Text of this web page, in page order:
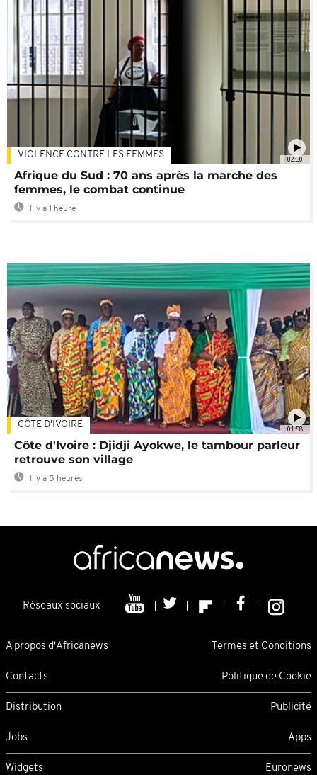
02:30
VIOLENCE CONTRE LES FEMMES
Afrique du Sud : 70 ans après la marche des
femmes, le combat continue
Il y a 1 heure
01:58
CÔTE D'IVOIRE
Côte d'Ivoire : Djidji Ayokwe, le tambour parleur
retrouve son village
Il y a 5 heures
Réseaux sociaux
A propos d'Africanews Termes et Conditions
Contacts Politique de Cookie
Distribution Publicité
Jobs Apps
Widgets Euronews